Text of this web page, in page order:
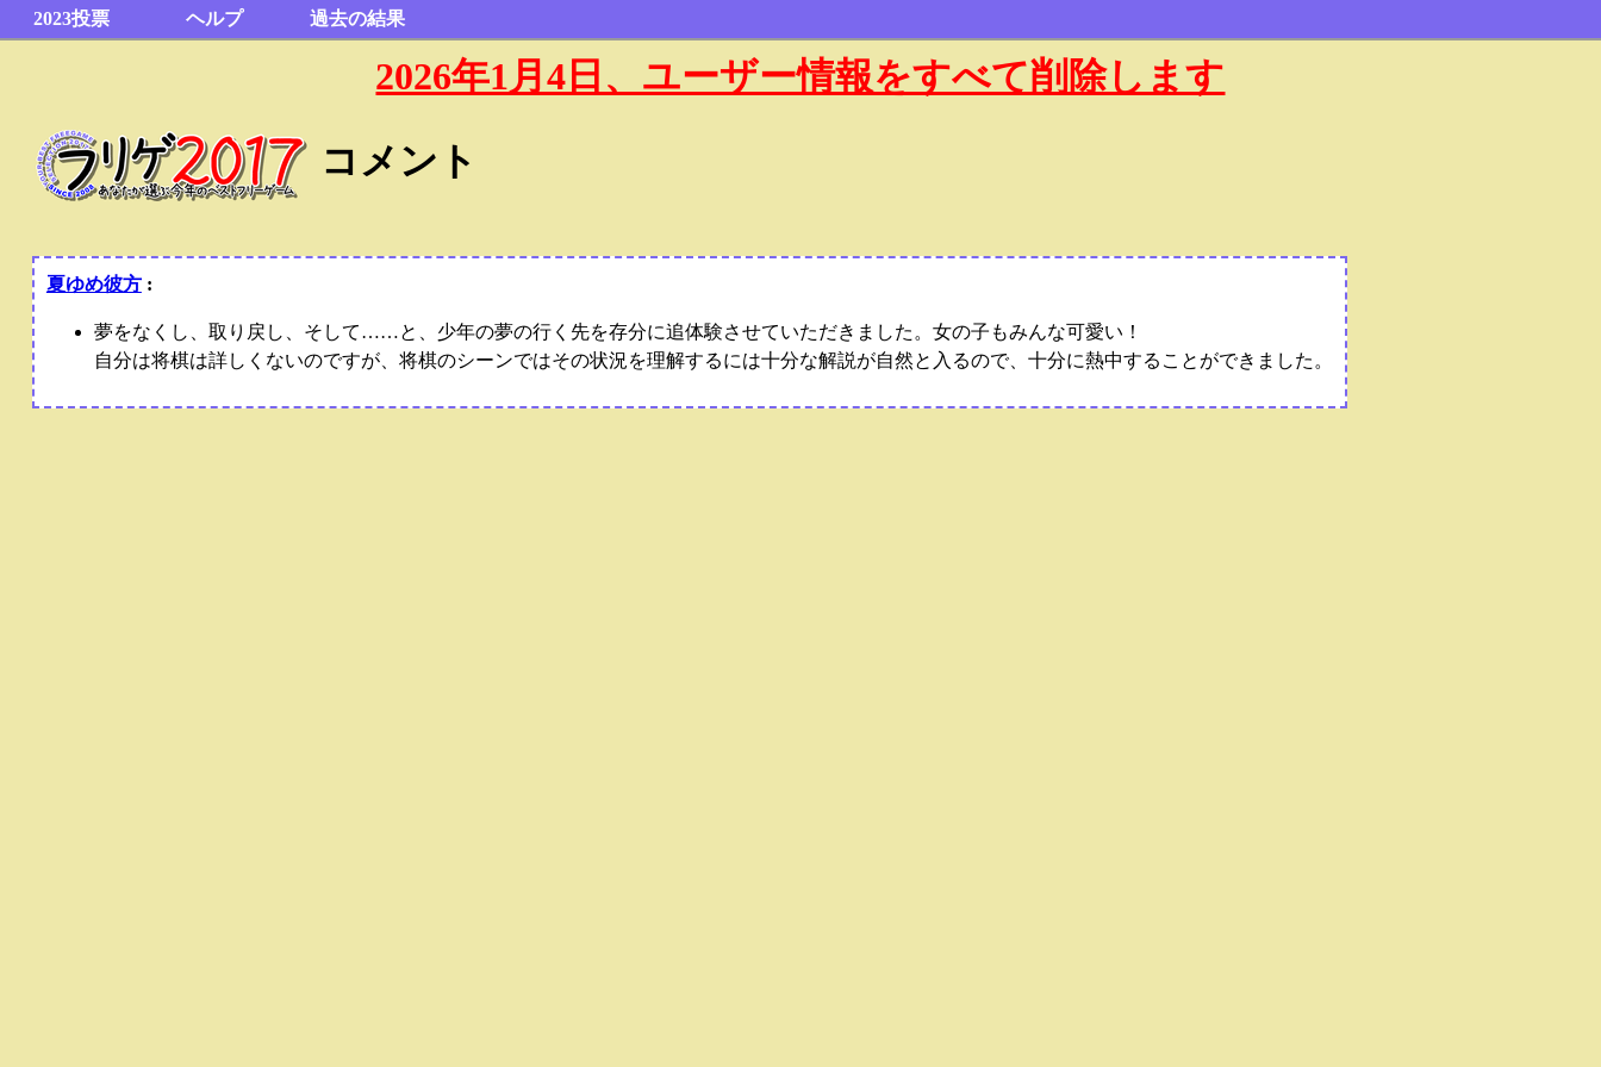
2023投票 ヘルプ 過去の結果
2026年1月4日、ユーザー情報をすべて削除します
コメント
夏ゆめ彼方:
夢をなくし、取り戻し、そして……と、少年の夢の行く先を存分に追体験させていただきました。女の子もみんな可愛い！
自分は将棋は詳しくないのですが、将棋のシーンではその状況を理解するには十分な解説が自然と入るので、十分に熱中することができました。